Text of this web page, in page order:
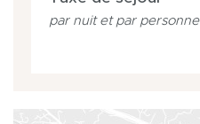
par nuit et par personne